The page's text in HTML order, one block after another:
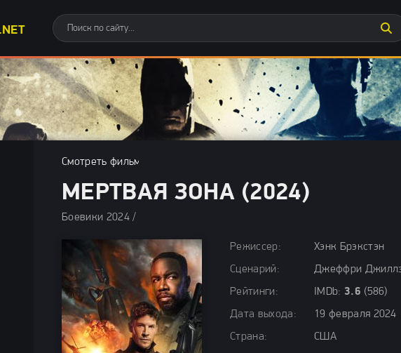
.NET
Смотреть фильмы бесплатно
МЕРТВАЯ ЗОНА (2024)
Боевики 2024 / Ужасы 2024 / Фантастические фильмы 2024 /
Режиссер:
Хэнк Брэкстэн
Сценарий:
Джеффри
Рейтинги:
IMDb: 3.6 (586)
Дата выхода:
19 февраля 2024
Страна:
США